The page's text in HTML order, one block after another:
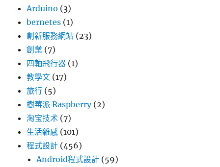
Arduino (3)
bernetes (1)
創新服務網站 (23)
創業 (7)
四軸飛行器 (1)
教學文 (17)
旅行 (5)
樹莓派 Raspberry(2)
淘宝技术 (7)
生活雜感 (101)
程式設計 (456)
Android程式設計 (59)